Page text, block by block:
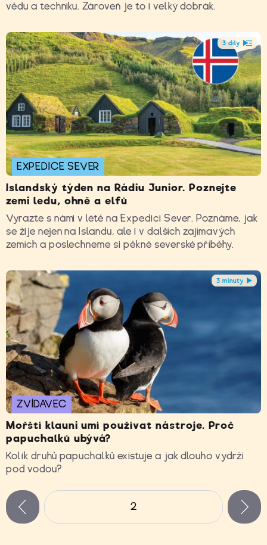
vědu a techniku. Zároveń je to i velký dobrák.
3 díly
EXPEDICE SEVER
Islandský týden na Rádiu Junior. Poznejte
zemi ledu, ohně a elfů
Vyrazte s námi v létě na Expedici Sever. Poznáme, jak
se žije nejen na Islandu, ale i v dalších zajímavých
zemích a poslechneme si pěkné severské příběhy.
3 minuty
ZVÍDAVEC
Mořští klauni umí používat nástroje. Proč
papuchalků ubývá?
Kolik druhů papuchalků existuje a jak dlouho vydrží
pod vodou?
2